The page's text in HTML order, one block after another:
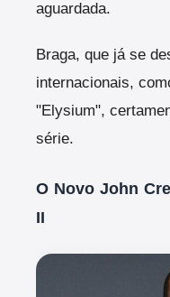
aguardada.
Braga, que já se
internacionais,
"Elysium",
série.
O Novo John
II